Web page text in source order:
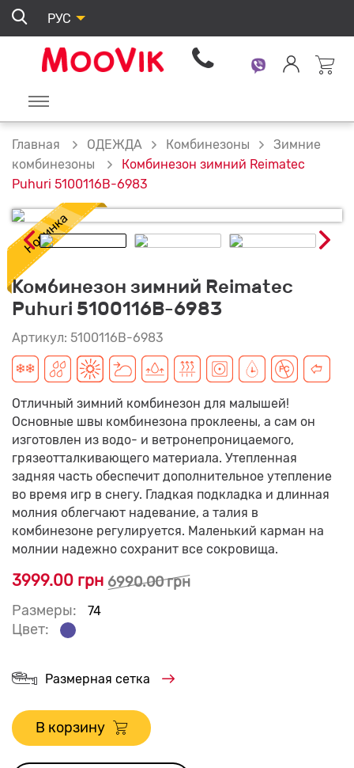
РУС
Главная ОДЕЖДА Комбинезоны
Зимние
комбинезоны
Комбинезон зимний Reimatec
Puhuri 5100116B-6983
Комбинезон зимний Reimatec
Puhuri 5100116B-6983
Артикул: 5100116B-6983
Отличный зимний комбинезон для малышей!
Основные швы комбинезона проклеены, а сам он
изготовлен из водо- и ветронепроницаемого,
грязеотталкивающего материала. Утепленная
задняя часть обеспечит дополнительное утепление
во время игр в снегу. Гладкая подкладка и длинная
молния облегчают надевание, а талия в
комбинезоне регулируется. Маленький карман на
молнии надежно сохранит все сокровища.
3999.00 грн 6990.00 грн
Размеры:
74
Цвет:
Размерная сетка
В корзину